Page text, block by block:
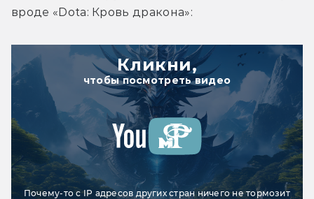
вроде «Dota: Кровь дракона»:
Кликни,
чтобы посмотреть видео
Почему-то с IP адресов других стран ничего не тормозит